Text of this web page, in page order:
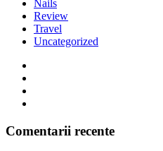
Nails
Review
Travel
Uncategorized
Comentarii recente